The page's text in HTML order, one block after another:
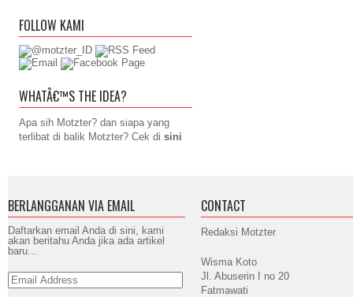
FOLLOW KAMI
WHATÂ€™S THE IDEA?
Apa sih Motzter? dan siapa yang
terlibat di balik Motzter? Cek di sini
BERLANGGANAN VIA EMAIL
Daftarkan email Anda di sini, kami
akan beritahu Anda jika ada artikel
baru...
Email
Address
CONTACT
Redaksi Motzter
Wisma Koto
Jl. Abuserin I no 20
Fatmawati